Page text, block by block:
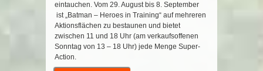
eintauchen. Vom 29. August bis 8. September
ist „Batman – Heroes in Training“ auf mehreren
Aktionsflächen zu bestaunen und bietet
zwischen 11 und 18 Uhr (am verkaufsoffenen
Sonntag von 13 – 18 Uhr) jede Menge Super-
Action.